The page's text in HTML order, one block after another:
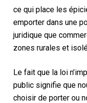
ce qui place les
emporter dans une
juridique que
zones rurales et
Le fait que la loi
public signifie que
choisir de porter ou